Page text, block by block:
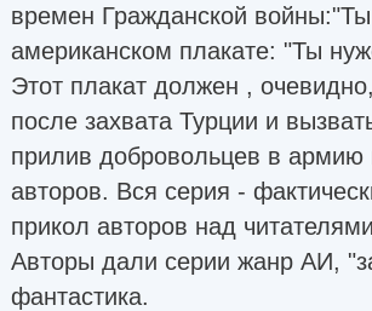
времен Гражданской
американском плакате: "Ты
Этот плакат должен ,
после захвата Турции и
прилив добровольцев в
авторов. Вся серия -
прикол авторов над
Авторы дали серии жанр АИ,
фантастика.